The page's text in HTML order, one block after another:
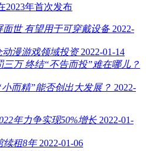
2023年首次发布
面世 有望用于可穿戴设备 2022-
漫游戏领域投资 2022-01-14
万 终结“不告而投”难在哪儿？
而精”能否创出大发展？ 2022-
年力争实现50%增长 2022-01-
续租8年 2022-01-06